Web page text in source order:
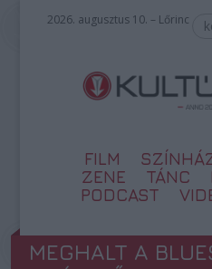
2026. augusztus 10. – Lőrinc
FILM
ZENE
TÁNC
PODCAST
MEGHALT A